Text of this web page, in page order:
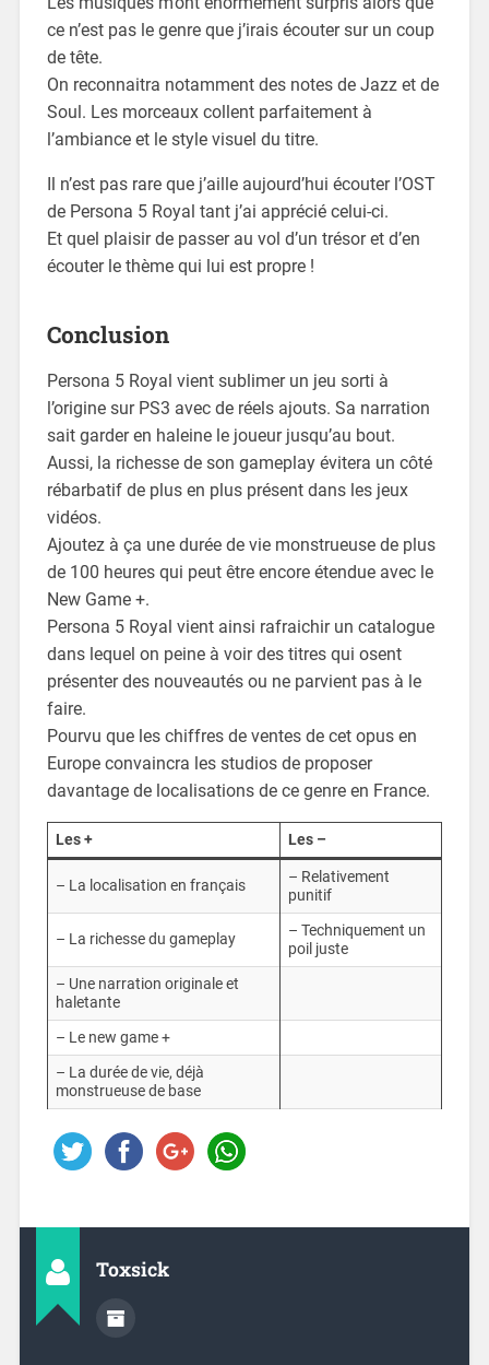
ce n’est pas le genre que j’irais écouter sur un coup
de tête.
On reconnaitra notamment des notes de Jazz et de
Soul. Les morceaux collent parfaitement à
l’ambiance et le style visuel du titre.
Il n’est pas rare que j’aille aujourd’hui écouter l’OST
de Persona 5 Royal tant j’ai apprécié celui-ci.
Et quel plaisir de passer au vol d’un trésor et d’en
écouter le thème qui lui est propre !
Conclusion
Persona 5 Royal vient sublimer un jeu sorti à
l’origine sur PS3 avec de réels ajouts. Sa narration
sait garder en haleine le joueur jusqu’au bout.
Aussi, la richesse de son gameplay évitera un côté
rébarbatif de plus en plus présent dans les jeux
vidéos.
Ajoutez à ça une durée de vie monstrueuse de plus
de 100 heures qui peut être encore étendue avec le
New Game +.
Persona 5 Royal vient ainsi rafraichir un catalogue
dans lequel on peine à voir des titres qui osent
présenter des nouveautés ou ne parvient pas à le
faire.
Pourvu que les chiffres de ventes de cet opus en
Europe convaincra les studios de proposer
davantage de localisations de ce genre en France.
Les + Les –
– La localisation en français
– Relativement
punitif
– La richesse du gameplay
– Techniquement un
poil juste
– Une narration originale et
haletante
– Le new game +
– La durée de vie, déjà
monstrueuse de base
Toxsick